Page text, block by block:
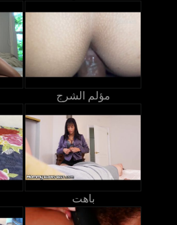
مؤلم الشرج
باهت